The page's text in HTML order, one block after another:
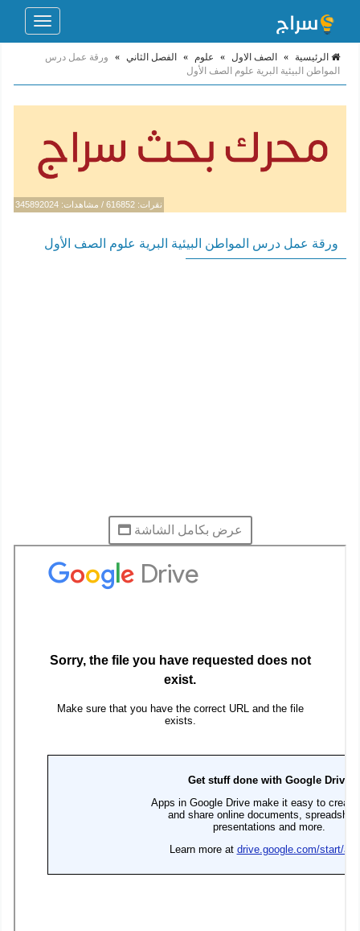
Toggle
الرئيسية » الصف الاول » علوم » الفصل الثاني »
ورقة عمل درس
المواطن البيئية البرية علوم الصف الأول
نقرات: 616852 / مشاهدات: 345892024
ورقة عمل درس المواطن البيئية البرية علوم الصف الأول
عرض بكامل الشاشة